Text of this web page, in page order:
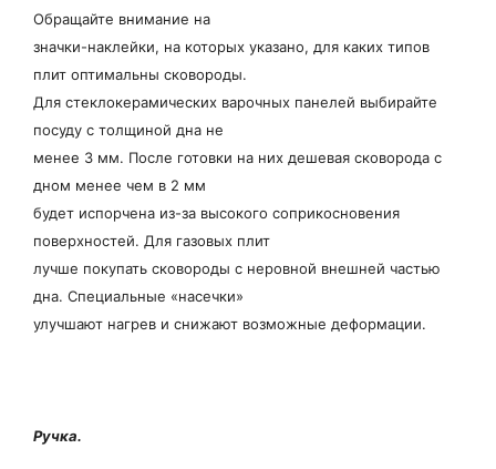
Обращайте внимание на
значки-наклейки, на которых указано, для каких типов
плит оптимальны сковороды.
Для стеклокерамических варочных панелей выбирайте
посуду с толщиной дна не
менее 3 мм. После готовки на них дешевая сковорода с
дном менее чем в 2 мм
будет испорчена из-за высокого соприкосновения
поверхностей. Для газовых плит
лучше покупать сковороды с неровной внешней частью
дна. Специальные «насечки»
улучшают нагрев и снижают возможные деформации.
Ручка.